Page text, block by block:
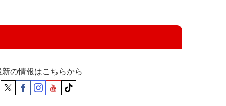
新の情報はこちらから